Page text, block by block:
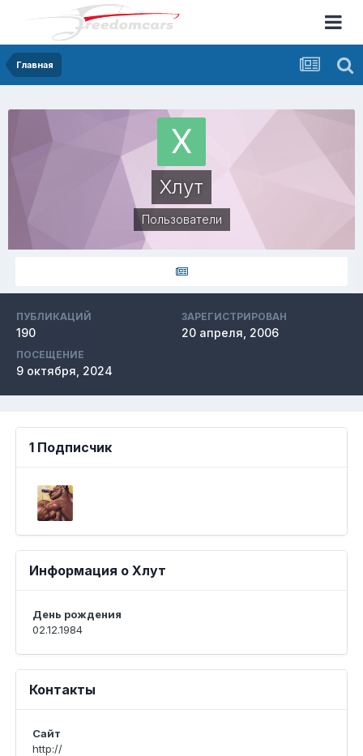
Главная
Хлут
Пользователи
ПУБЛИКАЦИЙ
190
ЗАРЕГИСТРИРОВАН
20 апреля, 2006
ПОСЕЩЕНИЕ
9 октября, 2024
1 Подписчик
Информация о Хлут
День рождения
02.12.1984
Контакты
Сайт
http://